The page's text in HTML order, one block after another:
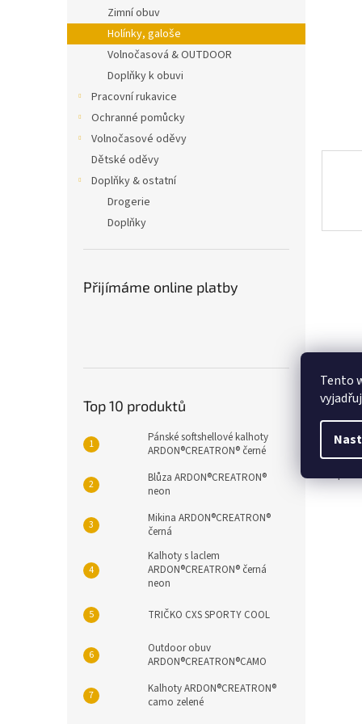
Tento
e
l
Zimní obuv
Holínky, galoše
Volnočasová & OUTDOOR
Doplňky k obuvi
Pracovní rukavice
Ochranné pomůcky
Volnočasové oděvy
Dětské oděvy
Doplňky & ostatní
Drogerie
Doplňky
Přijímáme online platby
Top 10 produktů
Pánské softshellové kalhoty
ARDON®CREATRON® černé
Blůza ARDON®CREATRON®
neon
Mikina ARDON®CREATRON®
černá
Kalhoty s laclem
ARDON®CREATRON® černá
neon
TRIČKO CXS SPORTY COOL
Outdoor obuv
ARDON®CREATRON®CAMO
Kalhoty ARDON®CREATRON®
camo zelené